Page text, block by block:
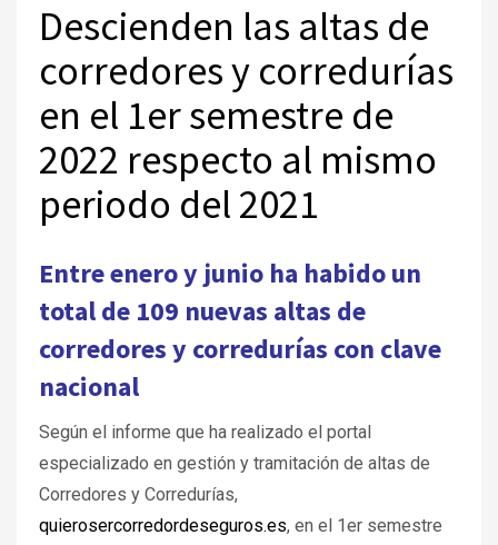
Descienden las altas de
corredores y corredurías
en el 1er semestre de
2022 respecto al mismo
periodo del 2021
Entre enero y junio ha habido un
total de 109 nuevas altas de
corredores y corredurías con clave
nacional
Según el informe que ha realizado el portal
especializado en gestión y tramitación de altas de
Corredores y Corredurías,
quierosercorredordeseguros.es, en el 1er semestre